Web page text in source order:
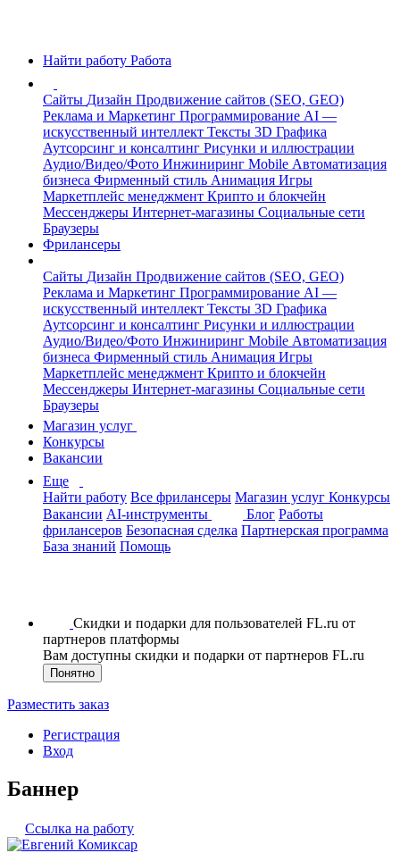
Найти работу Работа
Сайты Дизайн Продвижение сайтов (SEO, GEO)
Реклама и Маркетинг Программирование AI —
искусственный интеллект Тексты 3D Графика
Аутсорсинг и консалтинг Рисунки и иллюстрации
Аудио/Видео/Фото Инжиниринг Mobile Автоматизация
бизнеса Фирменный стиль Анимация Игры
Маркетплейс менеджмент Крипто и блокчейн
Мессенджеры Интернет-магазины Социальные сети
Браузеры
Фрилансеры
Сайты Дизайн Продвижение сайтов (SEO, GEO)
Реклама и Маркетинг Программирование AI —
искусственный интеллект Тексты 3D Графика
Аутсорсинг и консалтинг Рисунки и иллюстрации
Аудио/Видео/Фото Инжиниринг Mobile Автоматизация
бизнеса Фирменный стиль Анимация Игры
Маркетплейс менеджмент Крипто и блокчейн
Мессенджеры Интернет-магазины Социальные сети
Браузеры
Магазин услуг
Конкурсы
Вакансии
Еще
Найти работу Все фрилансеры Магазин услуг Конкурсы
Вакансии AI-инструменты Блог Работы
фрилансеров Безопасная сделка Партнерская программа
База знаний Помощь
Скидки и подарки для пользователей FL.ru от
партнеров платформы
Вам доступны скидки и подарки от партнеров FL.ru
Понятно
Разместить заказ
Регистрация
Вход
Баннер
Ссылка на работу